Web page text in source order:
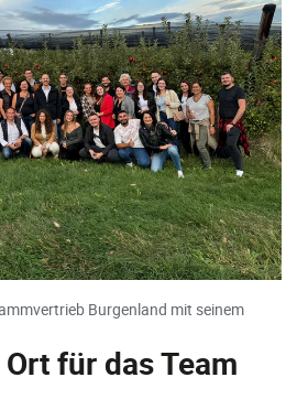
Burgenland mit seinem
für das Team